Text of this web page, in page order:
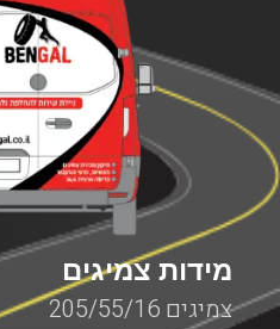
מידות צמיגים
צמיגים 205/55/16